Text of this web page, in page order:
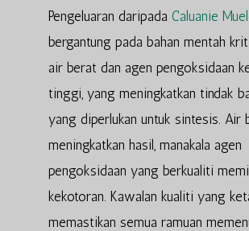
Pengeluaran daripada Caluanie
bergantung pada bahan mentah
air berat dan agen pengoksidaan
tinggi, yang meningkatkan tindak
yang diperlukan untuk sintesis. Air
meningkatkan hasil, manakala agen
pengoksidaan yang berkualiti
kekotoran. Kawalan kualiti yang
memastikan semua ramuan